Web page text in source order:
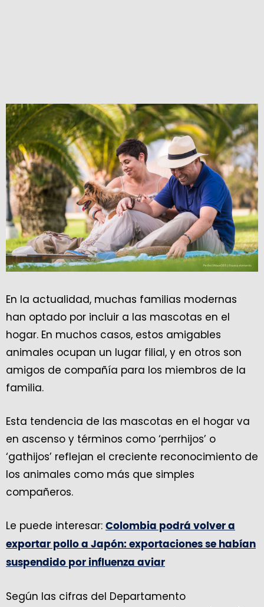
En la actualidad, muchas familias modernas
han optado por incluir a las mascotas en el
hogar. En muchos casos, estos amigables
animales ocupan un lugar filial, y en otros son
amigos de compañía para los miembros de la
familia.
Esta tendencia de las mascotas en el hogar va
en ascenso y términos como ‘perrhijos’ o
‘gathijos’ reflejan el creciente reconocimiento de
los animales como más que simples
compañeros.
Le puede interesar: Colombia podrá volver a
exportar pollo a Japón: exportaciones se habían
suspendido por influenza aviar
Según las cifras del Departamento